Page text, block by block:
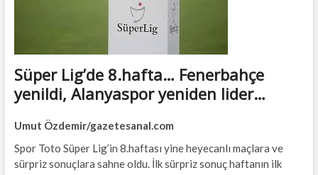
Süper Lig’de 8.hafta… Fenerbahçe
yenildi, Alanyaspor yeniden lider…
Umut Özdemir/gazetesanal.com
Spor Toto Süper Lig’in 8.haftası yine heyecanlı maçlara ve
sürpriz sonuçlara sahne oldu. İlk sürpriz sonuç haftanın ilk